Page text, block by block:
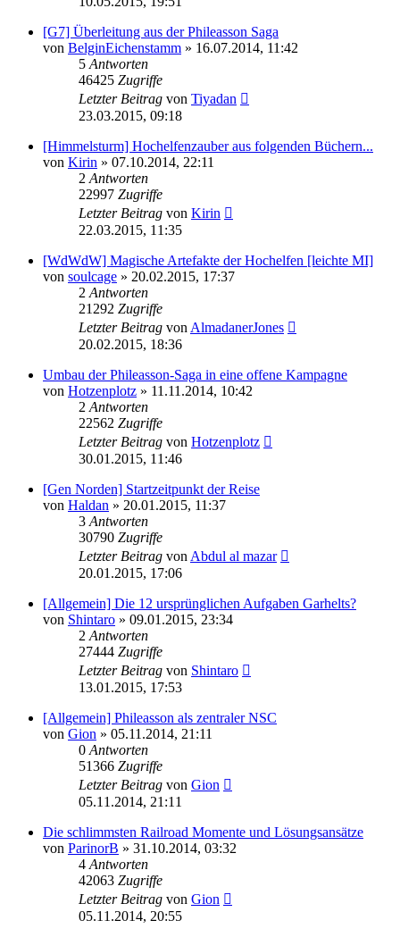
[G7] Überleitung aus der Phileasson Saga
von BelginEichenstamm » 16.07.2014, 11:42
5 Antworten
46425 Zugriffe
Letzter Beitrag von Tiyadan
23.03.2015, 09:18
[Himmelsturm] Hochelfenzauber aus folgenden Büchern...
von Kirin » 07.10.2014, 22:11
2 Antworten
22997 Zugriffe
Letzter Beitrag von Kirin
22.03.2015, 11:35
[WdWdW] Magische Artefakte der Hochelfen [leichte MI]
von soulcage » 20.02.2015, 17:37
2 Antworten
21292 Zugriffe
Letzter Beitrag von AlmadanerJones
20.02.2015, 18:36
Umbau der Phileasson-Saga in eine offene Kampagne
von Hotzenplotz » 11.11.2014, 10:42
2 Antworten
22562 Zugriffe
Letzter Beitrag von Hotzenplotz
30.01.2015, 11:46
[Gen Norden] Startzeitpunkt der Reise
von Haldan » 20.01.2015, 11:37
3 Antworten
30790 Zugriffe
Letzter Beitrag von Abdul al mazar
20.01.2015, 17:06
[Allgemein] Die 12 ursprünglichen Aufgaben Garhelts?
von Shintaro » 09.01.2015, 23:34
2 Antworten
27444 Zugriffe
Letzter Beitrag von Shintaro
13.01.2015, 17:53
[Allgemein] Phileasson als zentraler NSC
von Gion » 05.11.2014, 21:11
0 Antworten
51366 Zugriffe
Letzter Beitrag von Gion
05.11.2014, 21:11
Die schlimmsten Railroad Momente und Lösungsansätze
von ParinorB » 31.10.2014, 03:32
4 Antworten
42063 Zugriffe
Letzter Beitrag von Gion
05.11.2014, 20:55